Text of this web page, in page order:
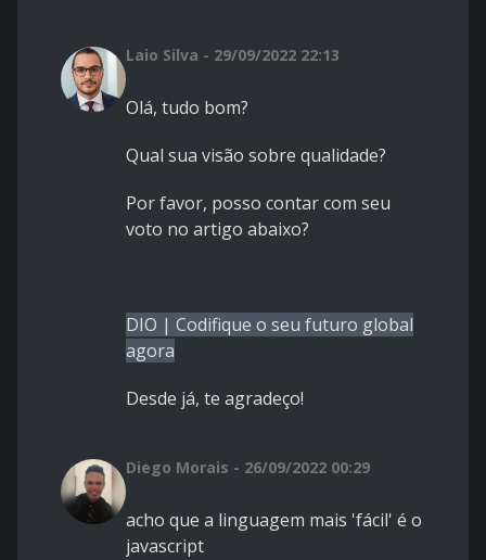
Laio Silva - 29/09/2022 22:13
Olá, tudo bom?
Qual sua visão sobre qualidade?
Por favor, posso contar com seu
voto no artigo abaixo?
DIO | Codifique o seu futuro global
agora
Desde já, te agradeço!
Diego Morais - 26/09/2022 00:29
acho que a linguagem mais 'fácil' é o
javascript